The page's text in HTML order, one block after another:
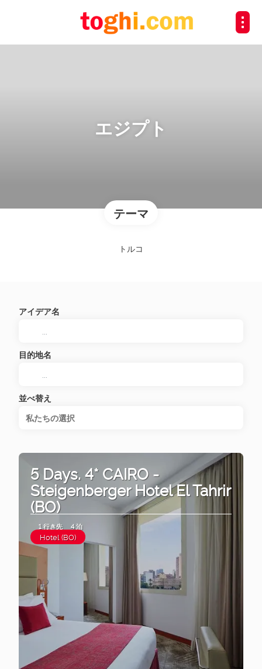
エジプト
テーマ
トルコ
アイデア名
目的地名
並べ替え
私たちの選択
5 Days. 4* CAIRO -
Steigenberger Hotel El Tahrir
(BO)
1 行き先 4 泊
Hotel (BO)